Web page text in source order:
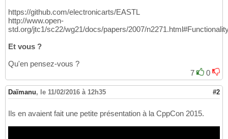
https://github.com/electronicarts/EASTL
http://www.open-
std.org/jtc1/sc22/wg21/docs/papers/2007/
Et vous ?
Qu'en pensez-vous ?
7
0
Daïmanu, le 11/02/2016 à 12h35 #2
Ils en avaient fait une petite présentation à la CppCon 2015.